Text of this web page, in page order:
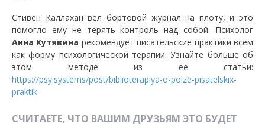
Стивен Каллахан вел бортовой журнал на плоту, и это
помогло ему не терять контроль над собой. Психолог
Анна Кутявина рекомендует писательские практики всем
как форму психологической терапии. Узнайте больше об
этом методе из ее статьи:
https://psy.systems/post/biblioterapiya-o-polze-pisatelskix-
praktik.
СЧИТАЕТЕ, ЧТО ВАШИМ ДРУЗЬЯМ ЭТО БУДЕТ